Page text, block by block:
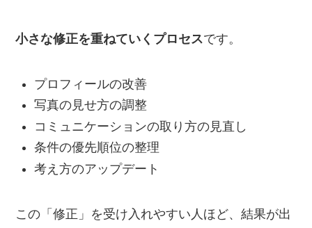
小さな修正を重ねていくプロセスです。
プロフィールの改善
写真の見せ方の調整
コミュニケーションの取り方の見直し
条件の優先順位の整理
考え方のアップデート
この「修正」を受け入れやすい人ほど、結果が出